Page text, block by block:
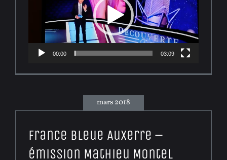
00:00 03:09
mars 2018
France Bleue Auxerre –
émission Mathieu Montel